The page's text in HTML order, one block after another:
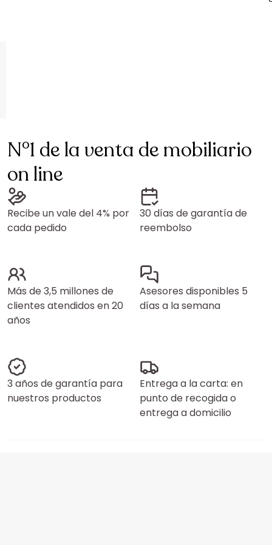
N°1 de la venta de mobiliario
on line
Recibe un vale del 4% por
cada pedido
30 días de garantía de
reembolso
Más de 3,5 millones de
clientes atendidos en 20
años
Asesores disponibles 5
días a la semana
3 años de garantía para
nuestros productos
Entrega a la carta: en
punto de recogida o
entrega a domicilio